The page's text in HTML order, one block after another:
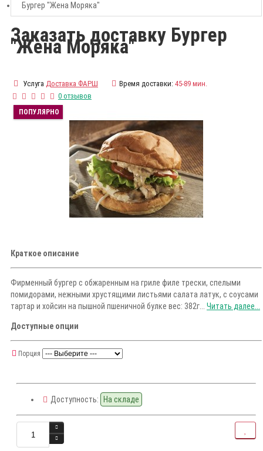
Бургер "Жена Моряка"
Заказать доставку Бургер
"Жена Моряка"
Услуга Доставка ФАРШ Время доставки: 45-89 мин.
0 отзывов
ПОПУЛЯРНО
Краткое описание
Фирменный бургер с обжаренным на гриле филе трески, спелыми
помидорами, нежными хрустящими листьями салата латук, с соусами
тартар и хойсин на пышной пшеничной булке вес: 382г... Читать далее...
Доступные опции
Порция
Доступность: На складе